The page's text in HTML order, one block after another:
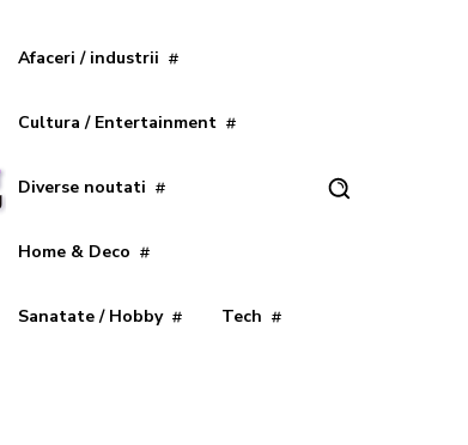
Afaceri / industrii
Cultura / Entertainment
Diverse noutati
Home & Deco
Sanatate / Hobby Tech